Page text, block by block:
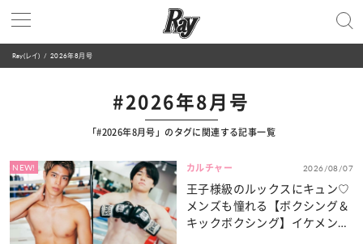
Ray(レイ) 2026年8月号
#2026年8月号
「#2026年8月号」のタグに関連する記事一覧
NEW! カルチャー 2026/08/07
王子様級のルックスにキュン♡
メンズも憧れる【ボクシング＆
キックボクシング】イケメン選